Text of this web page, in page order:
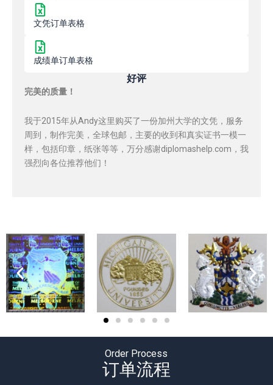
文凭订单表格
成绩单订单表格
好评
完美的质量！
我于2015年从Andy这里购买了一份加州大学的文凭，服务
周到，制作完美，全球包邮，主要的收到和真实证书一模一
样，包括印章，纸张等等，万分感谢diplomashelp.com，我
强烈向各位推荐他们！
Order Process
订单流程